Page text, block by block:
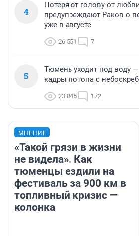
4
Потеряют голову от
предупреждают Раков о
уже в августе
26 551 7
5
Тюмень уходит под воду
кадры потопа с
23 845 172
МНЕНИЕ
«Такой грязи в жизни
не видела». Как
тюменцы ездили на
фестиваль за 900 км в
топливный кризис —
колонка